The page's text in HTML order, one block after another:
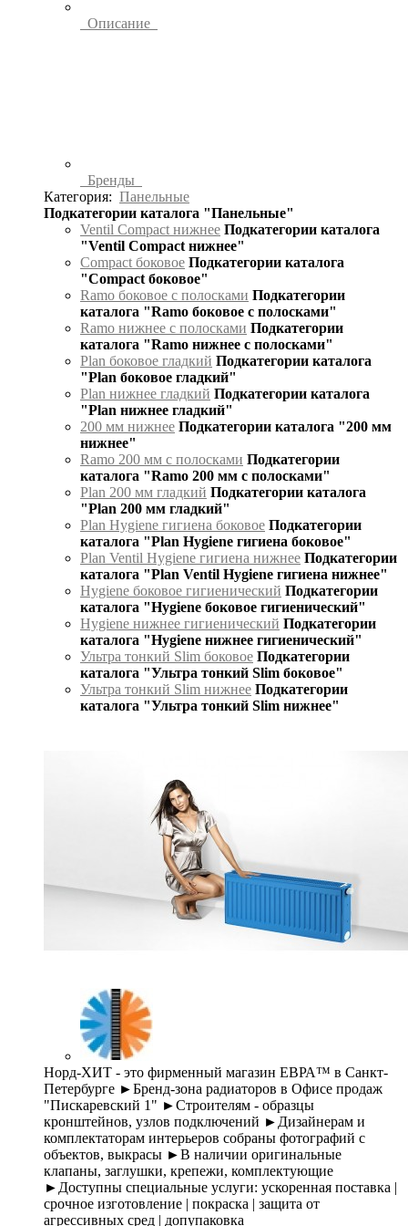
Описание
Бренды
Категория: Панельные
Подкатегории каталога "Панельные"
Ventil Compact нижнее Подкатегории каталога
"Ventil Compact нижнее"
Compact боковое Подкатегории каталога
"Compact боковое"
Ramo боковое с полосками Подкатегории
каталога "Ramo боковое с полосками"
Ramo нижнее с полосками Подкатегории
каталога "Ramo нижнее с полосками"
Plan боковое гладкий Подкатегории каталога
"Plan боковое гладкий"
Plan нижнее гладкий Подкатегории каталога
"Plan нижнее гладкий"
200 мм нижнее Подкатегории каталога "200 мм
нижнее"
Ramo 200 мм с полосками Подкатегории
каталога "Ramo 200 мм с полосками"
Plan 200 мм гладкий Подкатегории каталога
"Plan 200 мм гладкий"
Plan Hygiene гигиена боковое Подкатегории
каталога "Plan Hygiene гигиена боковое"
Plan Ventil Hygiene гигиена нижнее Подкатегории
каталога "Plan Ventil Hygiene гигиена нижнее"
Hygiene боковое гигиенический Подкатегории
каталога "Hygiene боковое гигиенический"
Hygiene нижнее гигиенический Подкатегории
каталога "Hygiene нижнее гигиенический"
Ультра тонкий Slim боковое Подкатегории
каталога "Ультра тонкий Slim боковое"
Ультра тонкий Slim нижнее Подкатегории
каталога "Ультра тонкий Slim нижнее"
Норд-ХИТ - это фирменный магазин ЕВРА™ в Санкт-
Петербурге ►Бренд-зона радиаторов в Офисе продаж
"Пискаревский 1" ►Строителям - образцы
кронштейнов, узлов подключений ►Дизайнерам и
комплектаторам интерьеров собраны фотографий с
объектов, выкрасы ►В наличии оригинальные
клапаны, заглушки, крепежи, комплектующие
►Доступны специальные услуги: ускоренная поставка |
срочное изготовление | покраска | защита от
агрессивных сред | допупаковка